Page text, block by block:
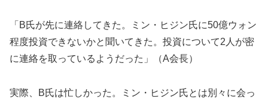
「B氏が先に連絡してきた。ミン・ヒジン氏に50億ウォン
程度投資できないかと聞いてきた。投資について2人が密
に連絡を取っているようだった」（A会長）
実際、B氏は忙しかった。ミン・ヒジン氏とは別々に会っ